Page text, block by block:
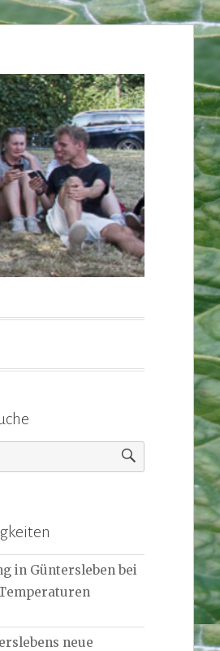
in Güntersleben bei
neue